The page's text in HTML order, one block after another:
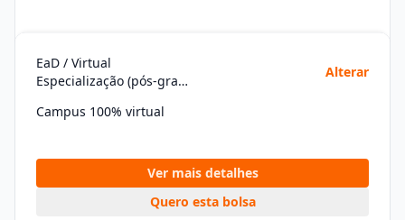
EaD / Virtual
Especialização (pós-graduação)
Alterar
Campus 100% virtual
Ver mais detalhes
Quero esta bolsa